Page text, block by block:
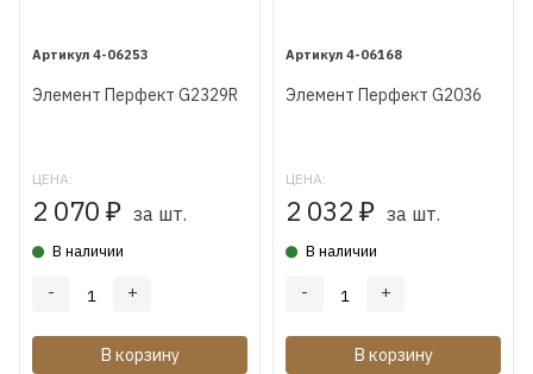
4-06253
Элемент Перфект G2329R
ЦЕНА:
2 070 ₽ за шт.
В наличии
- +
В корзину
4-06168
Элемент Перфект G2036
ЦЕНА:
2 032 ₽ за шт.
В наличии
- +
В корзину